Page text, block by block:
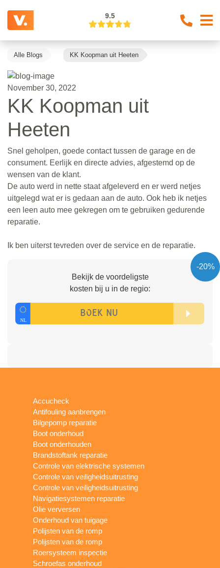
9.5
Alle Blogs KK Koopman uit Heeten
November 30, 2022
KK Koopman uit
Heeten
Snel geholpen, goede contact tussen de garage en de
consument. Eerlijk en directe advies, afgestemd op de
wensen van de klant.
De auto werd in nette staat afgeleverd en er werd netjes
uitgelegd wat er is gedaan aan de auto. Ook heb ik netjes
een leen auto mee gekregen om te gebruiken gedurende
reparatie.
Ik ben uiterst tevreden over de service en de reparatie.
-20%
Bekijk de voordeligste
kosten bij u in de regio:
Accucheck
Antifouling aanbrengen
Bilgepomp reparatie
Boot onderhoud
Boot onderhouden
Brandstoftank reparatie
Controle van elektrische systemen
Controle van veiligheidsuitrusting
Controle van veiligheidsuitrusting
Navigatiesystemen reparatie
Olie verversen
Onderhoud van tuigage
Polijsten van de romp
Polijsten van de romp
Roersysteem inspectie
Schroefas onderhoud